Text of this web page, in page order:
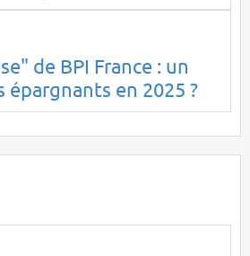
de BPI France : un
épargnants en 2025 ?